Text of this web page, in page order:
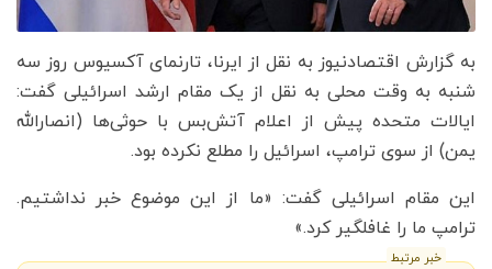
به گزارش اقتصادنیوز به نقل از ایرنا، تارنمای آکسیوس روز سه
شنبه به وقت محلی به نقل از یک مقام ارشد اسرائیلی گفت:
ایالات متحده پیش از اعلام آتش‌بس با حوثی‌ها (انصارالله
یمن) از سوی ترامپ، اسرائیل را مطلع نکرده بود.
این مقام اسرائیلی گفت: «ما از این موضوع خبر نداشتیم.
ترامپ ما را غافلگیر کرد.»
خبر مرتبط